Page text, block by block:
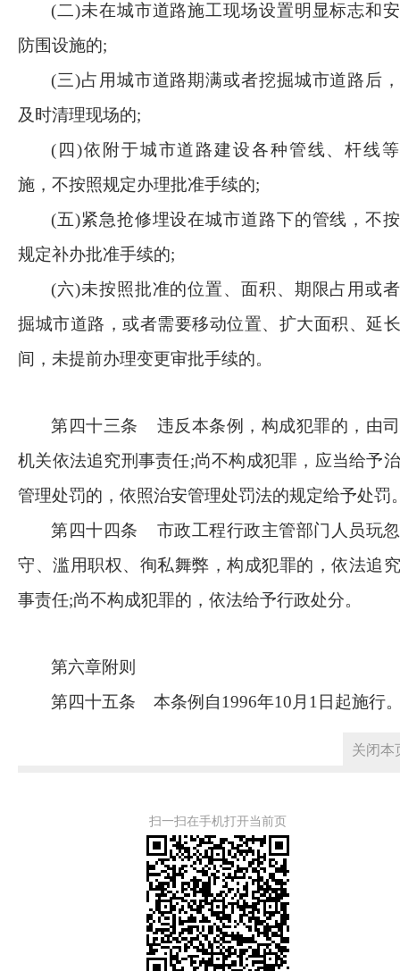
(二)未在城市道路施工现场设置明显标志和
防围设施的;
(三)占用城市道路期满或者挖掘城市道路后
及时清理现场的;
(四)依附于城市道路建设各种管线、杆线
施，不按照规定办理批准手续的;
(五)紧急抢修埋设在城市道路下的管线，不
规定补办批准手续的;
(六)未按照批准的位置、面积、期限占用或
掘城市道路，或者需要移动位置、扩大面积、延
间，未提前办理变更审批手续的。
第四十三条
违反本条例，构成犯罪的，由
机关依法追究刑事责任;尚不构成犯罪，应当给予
管理处罚的，依照治安管理处罚法的规定给予处罚
第四十四条
市政工程行政主管部门人员玩
守、滥用职权、徇私舞弊，构成犯罪的，依法追
事责任;尚不构成犯罪的，依法给予行政处分。
第六章附则
第四十五条
本条例自1996年10月1日起施行
关闭本
扫一扫在手机打开当前页